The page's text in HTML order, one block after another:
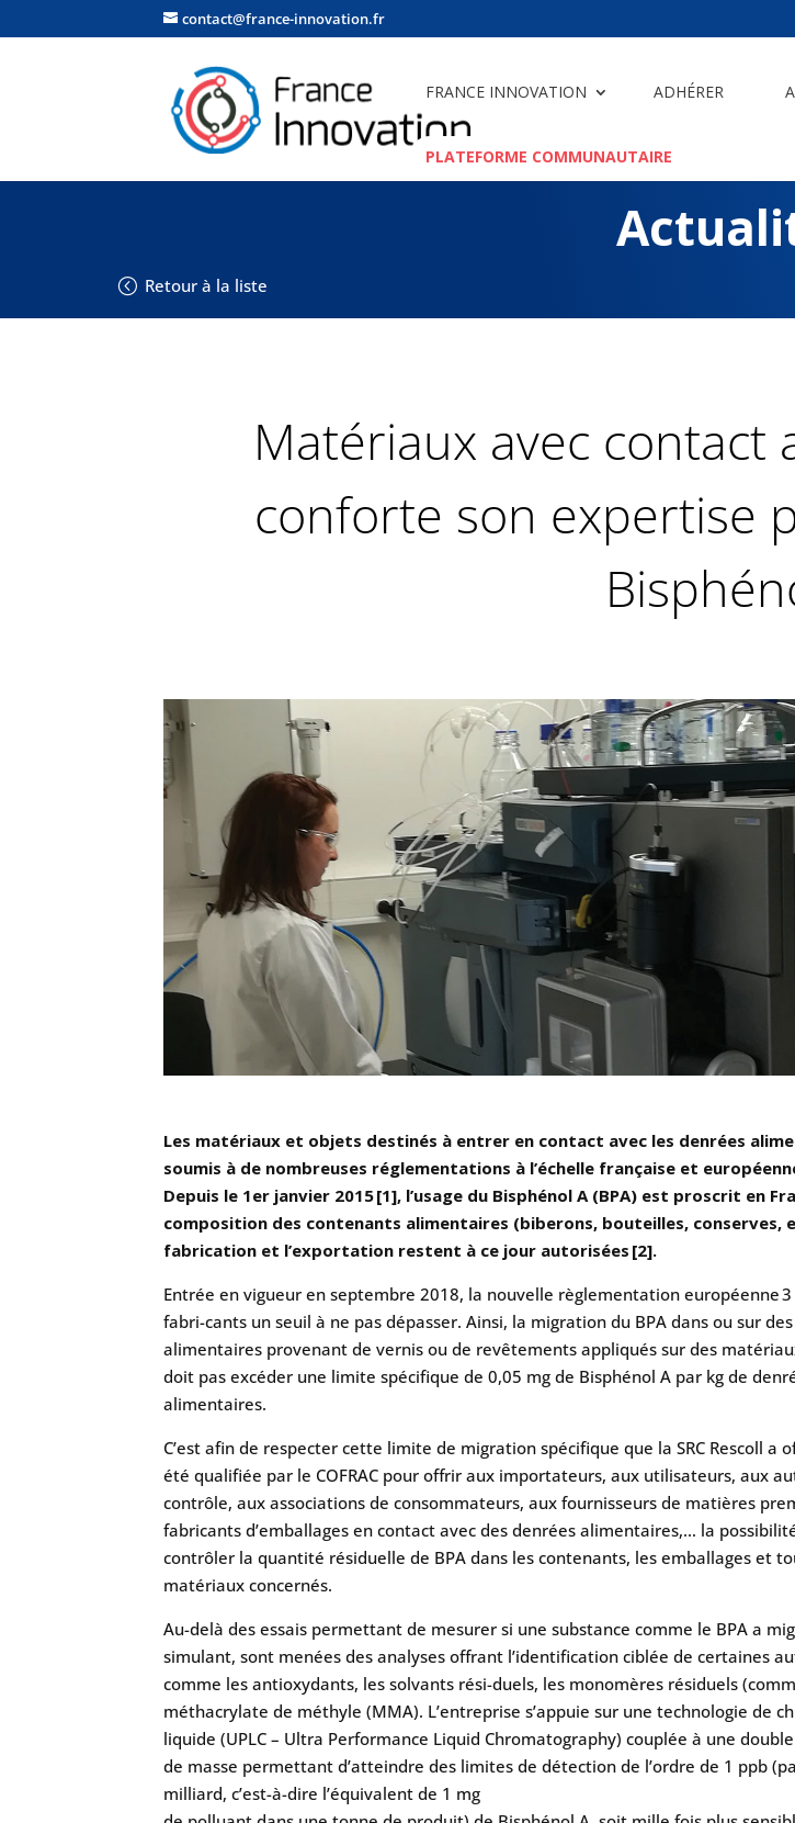
contact@france-innovation.fr
FRANCE INNOVATION ADHÉRER
PLATEFORME COMMUNAUTAIRE
Retour à la liste
Matériaux avec contact
conforte son expertise
Les matériaux et objets destinés à entrer en contact avec les denrées
soumis à de nombreuses réglementations à l’échelle française et
Depuis le 1er janvier 2015 [1], l’usage du Bisphénol A (BPA) est proscrit en
composition des contenants alimentaires (biberons, bouteilles, conserves,
fabrication et l’exportation restent à ce jour autorisées [2].
Entrée en vigueur en septembre 2018, la nouvelle règlementation européenne
fabri-cants un seuil à ne pas dépasser. Ainsi, la migration du BPA dans ou sur
alimentaires provenant de vernis ou de revêtements appliqués sur des
doit pas excéder une limite spécifique de 0,05 mg de Bisphénol A par kg de
alimentaires.
C’est afin de respecter cette limite de migration spécifique que la SRC Rescoll a
été qualifiée par le COFRAC pour offrir aux importateurs, aux utilisateurs, aux
contrôle, aux associations de consommateurs, aux fournisseurs de matières
fabricants d’emballages en contact avec des denrées alimentaires,… la
contrôler la quantité résiduelle de BPA dans les contenants, les emballages et
matériaux concernés.
Au-delà des essais permettant de mesurer si une substance comme le BPA a
simulant, sont menées des analyses offrant l’identification ciblée de certaines
comme les antioxydants, les solvants rési-duels, les monomères résiduels
méthacrylate de méthyle (MMA). L’entreprise s’appuie sur une technologie de
liquide (UPLC – Ultra Performance Liquid Chromatography) couplée à une
de masse permettant d’atteindre des limites de détection de l’ordre de 1 ppb
milliard, c’est-à-dire l’équivalent de 1 mg